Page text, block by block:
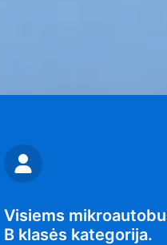
Visiems
B klasės kategorija.